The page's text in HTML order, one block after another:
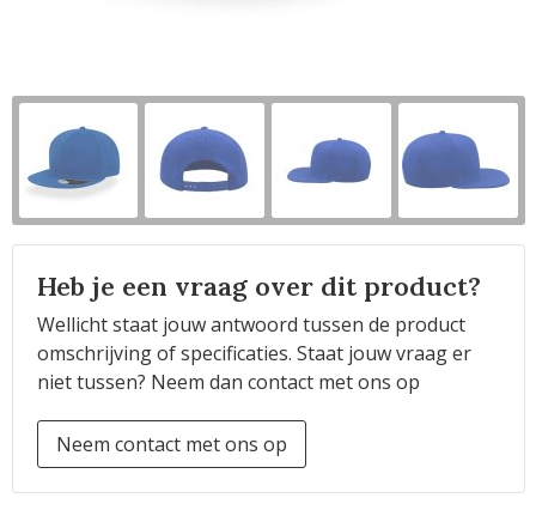
Heb je een vraag over dit product?
Wellicht staat jouw antwoord tussen de product
omschrijving of specificaties. Staat jouw vraag er
niet tussen? Neem dan contact met ons op
Neem contact met ons op